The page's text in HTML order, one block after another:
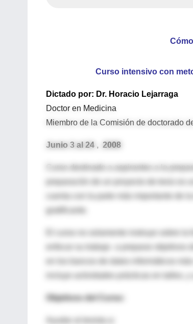
Curso intensivo con
Dictado por: Dr. Horacio Lejarraga
Doctor en Medicina
Miembro de la Comisión de doctorado
Junio 3 al 24 , 2008
Curso destinado a aspirantes a la
cuenta con la parte más importante de
El curso no solamente instruye sobre
enfocar su trabajo a preparar objetivos
incluye actividades prácticas en talles, y
Objetivos del Curso: